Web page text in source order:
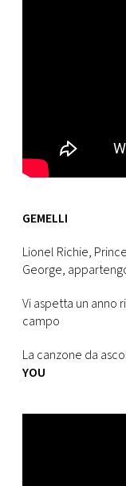
GEMELLI
Lionel Richie,
George,
Vi aspetta un anno
campo
La canzone da
YOU